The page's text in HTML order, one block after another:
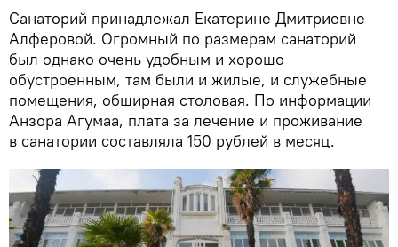
Санаторий принадлежал Екатерине Дмитриевне
Алферовой. Огромный по размерам санаторий
был однако очень удобным и хорошо
обустроенным, там были и жилые, и служебные
помещения, обширная столовая. По информации
Анзора Агумаа, плата за лечение и проживание
в санатории составляла 150 рублей в месяц.